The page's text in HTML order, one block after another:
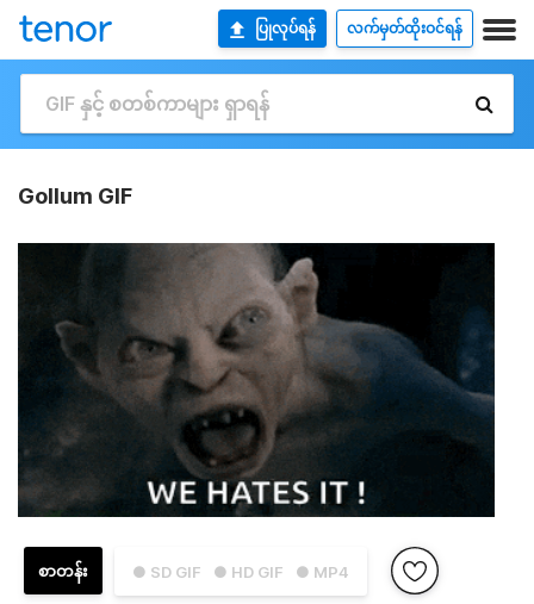
ပြုလုပ်ရန် လက်မှတ်ထိုးဝင်ရန်
Gollum GIF
● SD GIF ● HD GIF ● MP4
စာတန်း